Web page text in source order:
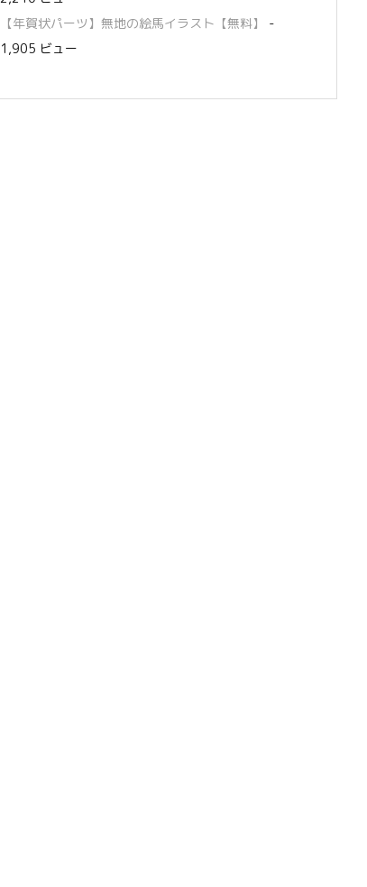
【年賀状パーツ】無地の絵馬イラスト【無料】
-
1,905 ビュー